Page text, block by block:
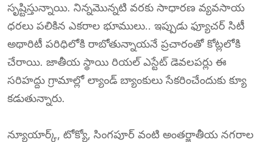
సృష్టిస్తున్నాయి. నిన్నమొన్నటి వరకు సాధారణ వ్యవసాయ
ధరలు పలికిన ఎకరాల భూములు.. ఇప్పుడు ఫ్యూచర్ సిటీ
అథారిటీ పరిధిలోకి రాబోతున్నాయనే ప్రచారంతో కోట్లలోకి
చేరాయి. జాతీయ స్థాయి రియల్ ఎస్టేట్ డెవలపర్లు ఈ
సరిహద్దు గ్రామాల్లో ల్యాండ్ బ్యాంకులు సేకరించేందుకు క్యూ
కడుతున్నారు.
న్యూయార్క్, టోక్యో, సింగపూర్ వంటి అంతర్జాతీయ నగరాల